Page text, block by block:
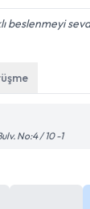
beslenmeyi
No:4 / 10 -1